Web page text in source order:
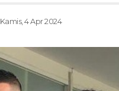
Kamis, 4 Apr 2024